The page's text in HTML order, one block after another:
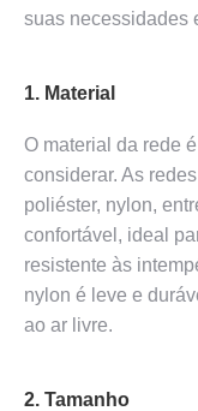
suas necessidades
1. Material
O material da rede
considerar. As
poliéster, nylon,
confortável, ideal
resistente às
nylon é leve e
ao ar livre.
2. Tamanho